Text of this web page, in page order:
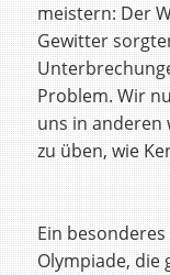
meistern: Der
Gewitter
Problem. Wir
uns in anderen
zu üben, wie
Ein
Olympiade, die